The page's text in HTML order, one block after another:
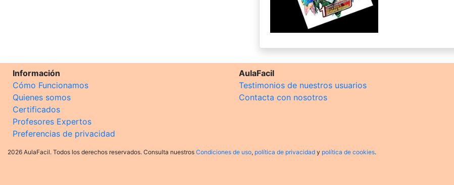
Información
Cómo Funcionamos
Quienes somos
Certificados
Profesores Expertos
Preferencias de privacidad
AulaFacil
Testimonios de nuestros usuarios
Contacta con nosotros
2026 AulaFacil. Todos los derechos reservados. Consulta nuestros Condiciones de uso, política de privacidad y política de cookies.